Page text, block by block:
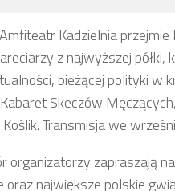
Kadzielnia
z najwyższej półki,
bieżącej polityki w
Skeczów
Koślik. Transmisja we
organizatorzy zapraszają
oraz największe polskie